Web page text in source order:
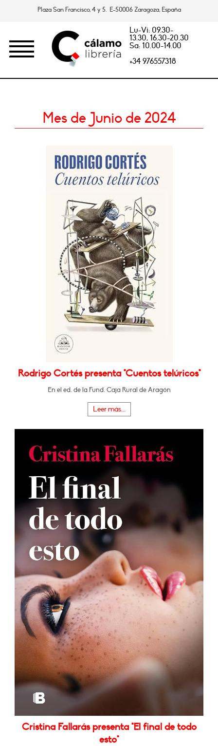
Plaza San Francisco, 4 y 5. E-50006 Zaragoza, España
Lu-Vi: 09.30-
13.30, 16.30-20.30
Sa: 10.00-14.00
+34 976557318
Mes de Junio de 2024
Rodrigo Cortés presenta "Cuentos telúricos"
En el ed. de la Fund. Caja Rural de Aragón
Leer más...
Cristina Fallarás presenta "El final de todo
esto"